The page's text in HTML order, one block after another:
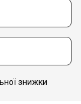
знижки